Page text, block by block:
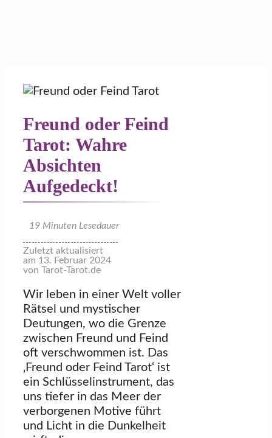
Freund oder Feind
Tarot: Wahre
Absichten
Aufgedeckt!
19 Minuten Lesedauer
Zuletzt aktualisiert
am 13. Februar 2024
von Tarot-Tarot.de
Wir leben in einer Welt voller
Rätsel und mystischer
Deutungen, wo die Grenze
zwischen Freund und Feind
oft verschwommen ist. Das
‚Freund oder Feind Tarot‘ ist
ein Schlüsselinstrument, das
uns tiefer in das Meer der
verborgenen Motive führt
und Licht in die Dunkelheit